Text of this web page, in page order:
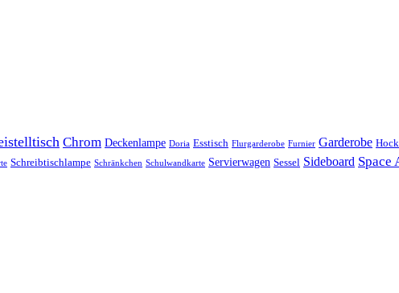
Chrom Deckenlampe Doria Esstisch Flurgarderobe Furnier Garderobe
Schreibtischlampe Schränkchen Schulwandkarte Servierwagen Sessel Sideboard Space